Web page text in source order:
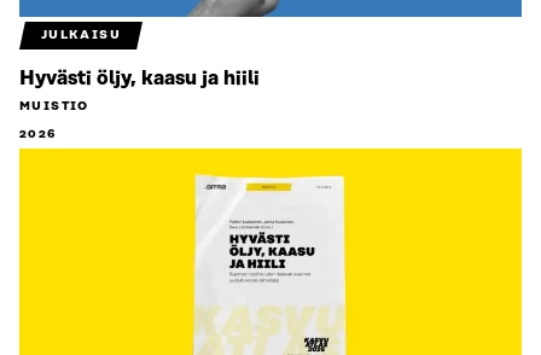
JULKAISU
Hyvästi öljy, kaasu ja hiili
MUISTIO
2026